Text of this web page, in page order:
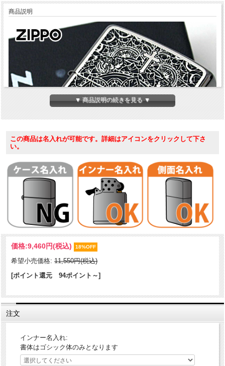
商品説明
特殊な塗料を使用し焼付塗装した真鍮板に細かいエッチングでマリア
のデザインを表現！塗装独特の質感が、独特の風合いをだしておりま
す。ネオブラックコーティングをベースZIPPOへ加工、メタルプレー
トにもブラックを使用し落ち着いた雰囲気。裏面には、シリアル番号
が刻印されております。同じモノが存在しない特別な逸品です！
ケース形状：レギュラー・ケース
加工表面処理：真鍮板｜精密エッチング｜焼付塗装｜ネオブラックコ
ーティング
その他：シリアル番号（指定不可）
▼ 商品説明の続きを見る ▼
この商品は名入れが可能です。詳細はアイコンをクリックして下さ
い。
価格:9,460円(税込) 18%OFF
希望小売価格: 11,550円(税込)
[ポイント還元 94ポイント～]
注文
インナー名入れ:
書体はゴシック体のみとなります